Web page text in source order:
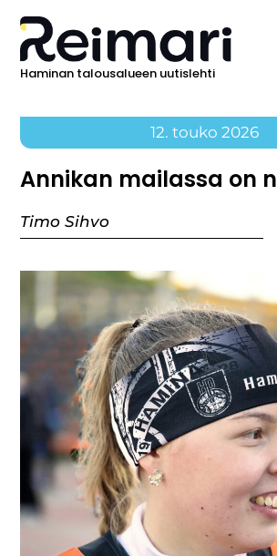
Haminan talousalueen uutislehti
12. touko 2026
Annikan mailassa on
Timo Sihvo